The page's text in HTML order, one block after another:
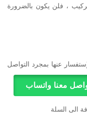
، فلن يكون بالضرورة
عنها بمجرد التواصل
معنا واتساب
الى السلة